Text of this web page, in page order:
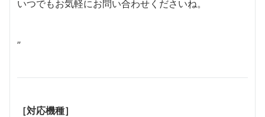
いつでもお気軽にお問い合わせくださいね。
”
［対応機種］